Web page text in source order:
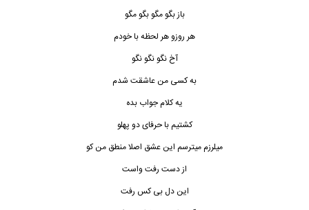
باز بگو مگو بگو مگو
هر روزو هر لحظه با خودم
آخ نگو نگو نگو
به کسی من عاشقت شدم
یه کلام جواب بده
کشتیم با حرفای دو پهلو
میلرزم میترسم این عشق اصلا منطق من کو
از دست رفت واست
این دل بی کس رفت